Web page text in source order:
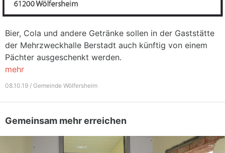
Bier, Cola und andere Getränke sollen in der Gaststätte
der Mehrzweckhalle Berstadt auch künftig von einem
Pächter ausgeschenkt werden.
mehr
08.10.19 / Gemeinde Wölfersheim
Gemeinsam mehr erreichen